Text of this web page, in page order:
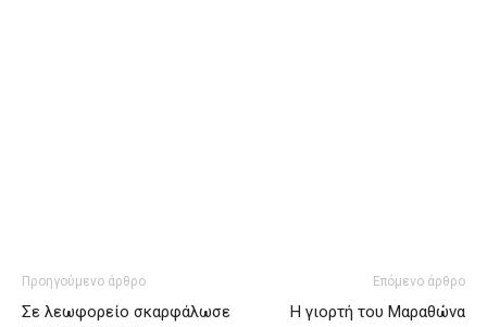
Προηγούμενο άρθρο
Σε λεωφορείο σκαρφάλωσε
Επόμενο άρθρο
Η γιορτή του Μαραθώνα